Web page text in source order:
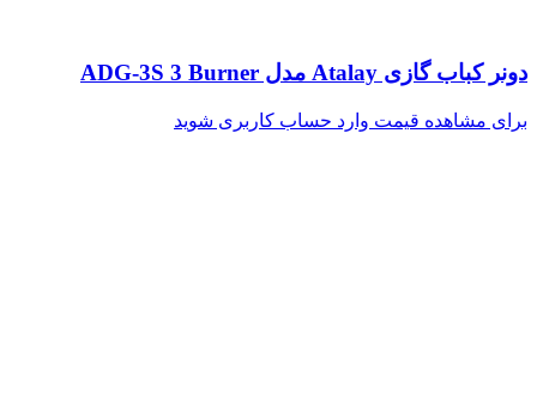
دونر کباب گازی Atalay مدل ADG-3S 3 Burner
برای مشاهده قیمت وارد حساب کاربری شوید